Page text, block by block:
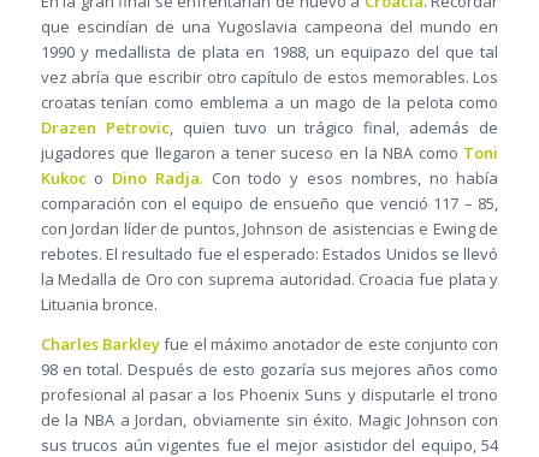
que escindían de una Yugoslavia campeona del mundo en
1990 y medallista de plata en 1988, un equipazo del que tal
vez abría que escribir otro capítulo de estos memorables. Los
croatas tenían como emblema a un mago de la pelota como
Drazen Petrovic, quien tuvo un trágico final, además de
jugadores que llegaron a tener suceso en la NBA como Toni
Kukoc o Dino Radja.Con todo y esos nombres, no había
comparación con el equipo de ensueño que venció 117 – 85,
con Jordan líder de puntos, Johnson de asistencias e Ewing de
rebotes. El resultado fue el esperado: Estados Unidos se llevó
la Medalla de Oro con suprema autoridad. Croacia fue plata y
Lituania bronce.
Charles Barkleyfue el máximo anotador de este conjunto con
98 en total. Después de esto gozaría sus mejores años como
profesional al pasar a los Phoenix Suns y disputarle el trono
de la NBA a Jordan, obviamente sin éxito. Magic Johnson con
sus trucos aún vigentes fue el mejor asistidor del equipo, 54